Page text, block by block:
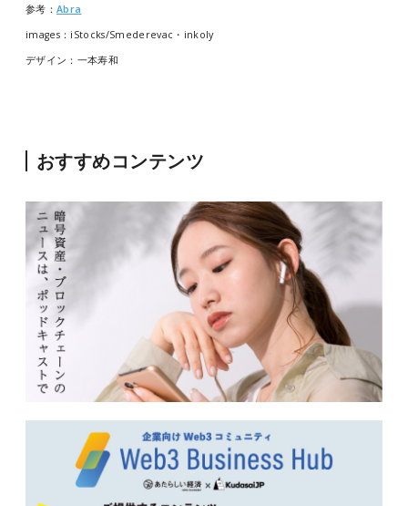
参考： Abra
images：iStocks/Smederevac・inkoly
デザイン：一本寿和
おすすめコンテンツ